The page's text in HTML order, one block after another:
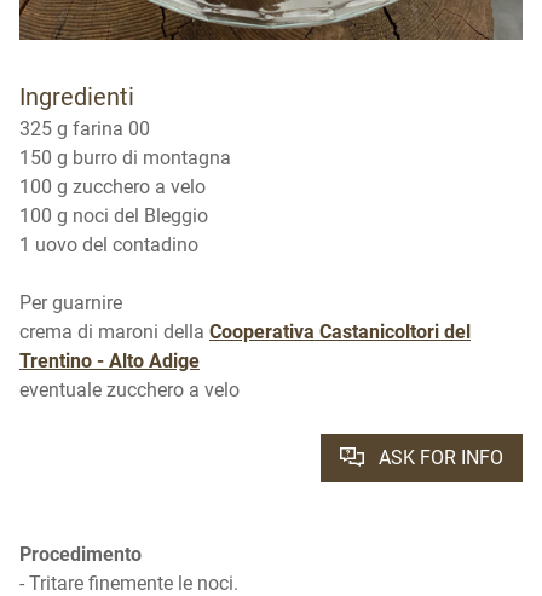
Ingredienti
325 g farina 00
150 g burro di montagna
100 g zucchero a velo
100 g noci del Bleggio
1 uovo del contadino
Per guarnire
crema di maroni della Cooperativa Castanicoltori del
Trentino - Alto Adige
eventuale zucchero a velo
ASK FOR INFO
Procedimento
- Tritare finemente le noci.